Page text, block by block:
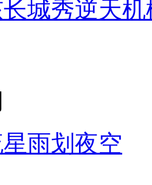
城秀逆天机
雨划夜空